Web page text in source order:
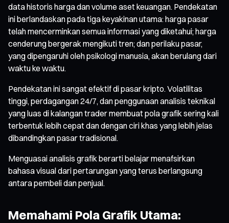
data historis harga dan volume aset keuangan. Pendekatan
ini berlandaskan pada tiga keyakinan utama: harga pasar
telah mencerminkan semua informasi yang diketahui; harga
cenderung bergerak mengikuti tren; dan perilaku pasar,
yang dipengaruhi oleh psikologi manusia, akan berulang dari
waktu ke waktu.
Pendekatan ini sangat efektif di pasar kripto. Volatilitas
tinggi, perdagangan 24/7, dan penggunaan analisis teknikal
yang luas di kalangan trader membuat pola grafik sering kali
terbentuk lebih cepat dan dengan ciri khas yang lebih jelas
dibandingkan pasar tradisional.
Menguasai analisis grafik berarti belajar menafsirkan
bahasa visual dari pertarungan yang terus berlangsung
antara pembeli dan penjual.
Memahami Pola Grafik Utama: